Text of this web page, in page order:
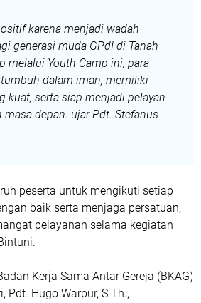
karena menjadi wadah
generasi muda GPdI di Tanah
melalui Youth Camp ini, para
dalam iman, memiliki
kuat, serta siap menjadi pelayan
depan. ujar Pdt. Stefanus
peserta untuk mengikuti setiap
baik serta menjaga persatuan,
pelayanan selama kegiatan
Kerja Sama Antar Gereja (BKAG)
Pdt. Hugo Warpur, S.Th.,